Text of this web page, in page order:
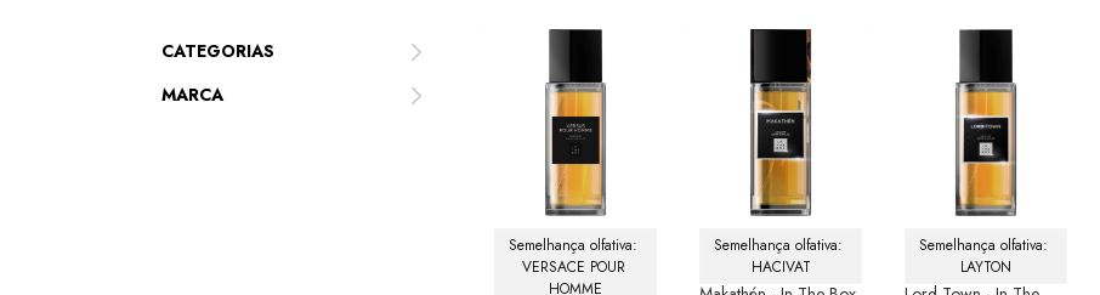
CATEGORIAS
MARCA
Semelhança olfativa:
VERSACE POUR
HOMME
Semelhança olfativa:
HACIVAT
Semelhança olfativa:
LAYTON